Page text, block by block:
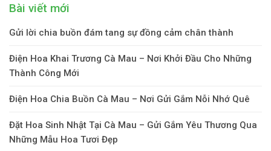
Bài viết mới
Gửi lời chia buồn đám tang sự đồng cảm chân thành
Điện Hoa Khai Trương Cà Mau – Nơi Khởi Đầu Cho Những
Thành Công Mới
Điện Hoa Chia Buồn Cà Mau – Nơi Gửi Gắm Nỗi Nhớ Quê
Đặt Hoa Sinh Nhật Tại Cà Mau – Gửi Gắm Yêu Thương Qua
Những Mẫu Hoa Tươi Đẹp